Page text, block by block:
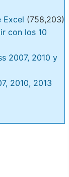
Excel (758,203)
con los 10
2007, 2010 y
2010, 2013